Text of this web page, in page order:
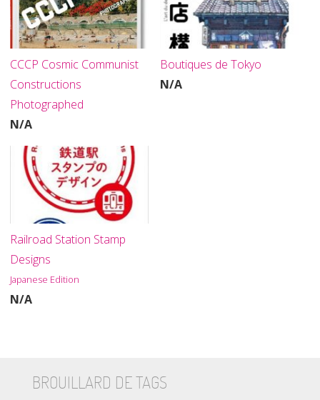
CCCP Cosmic Communist
Constructions
Photographed
N/A
Boutiques de Tokyo
N/A
Railroad Station Stamp
Designs
Japanese Edition
N/A
BROUILLARD DE TAGS